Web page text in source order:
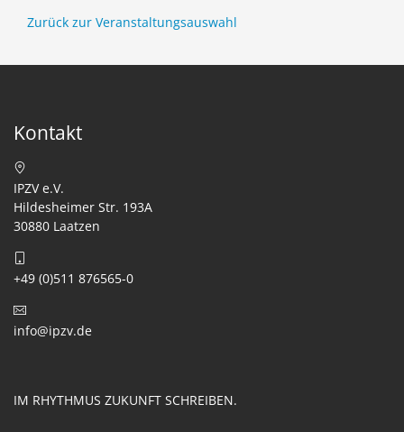
Zurück zur Veranstaltungsauswahl
Kontakt
IPZV e.V.
Hildesheimer Str. 193A
30880 Laatzen
+49 (0)511 876565-0
info@ipzv.de
IM RHYTHMUS ZUKUNFT SCHREIBEN.